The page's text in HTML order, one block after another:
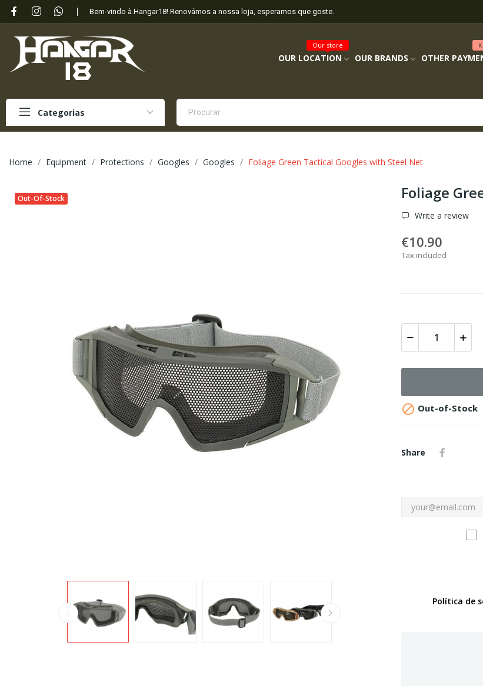
Bem-vindo à Hangar18! Renovámos a nossa loja, esperamos que goste.
OUR LOCATION
Our store
OUR BRANDS OTHER
Categorias
Home Equipment Protections Googles Googles Foliage Green Tactical Googles with Steel Net
Out-Of-Stock Foliage
Write a review
€10.90
Tax included
 Out-of-Stock
Share
Política de